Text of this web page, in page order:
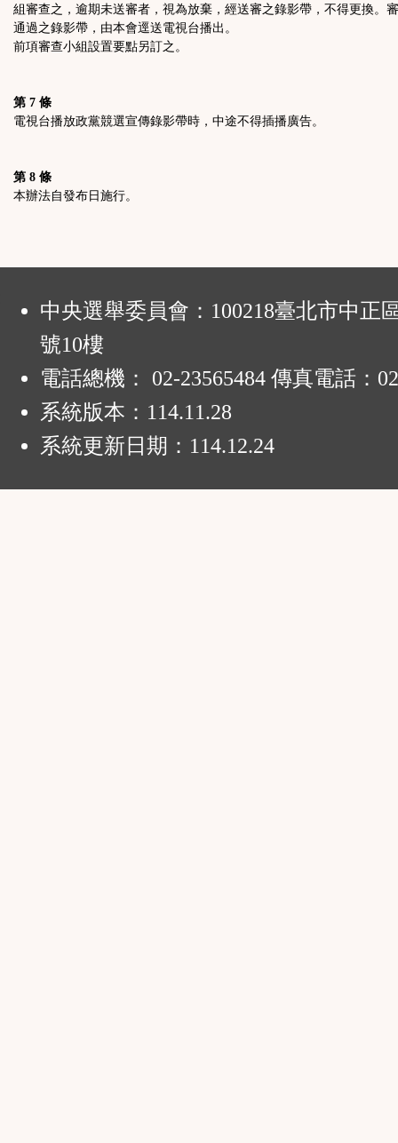
組審查之，逾期未送審者，視為放棄，經送審之錄影帶，不得更換。
通過之錄影帶，由本會逕送電視台播出。
前項審查小組設置要點另訂之。
第 7 條
電視台播放政黨競選宣傳錄影帶時，中途不得插播廣告。
第 8 條
本辦法自發布日施行。
中央選舉委員會：100218臺北市中正
號10樓
電話總機： 02-23565484 傳真電話：
系統版本： 114.11.28
系統更新日期： 114.12.24